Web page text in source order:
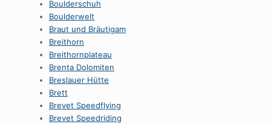
Boulderschuh
Boulderwelt
Braut und Bräutigam
Breithorn
Breithornplateau
Brenta Dolomiten
Breslauer Hütte
Brett
Brevet Speedflying
Brevet Speedriding